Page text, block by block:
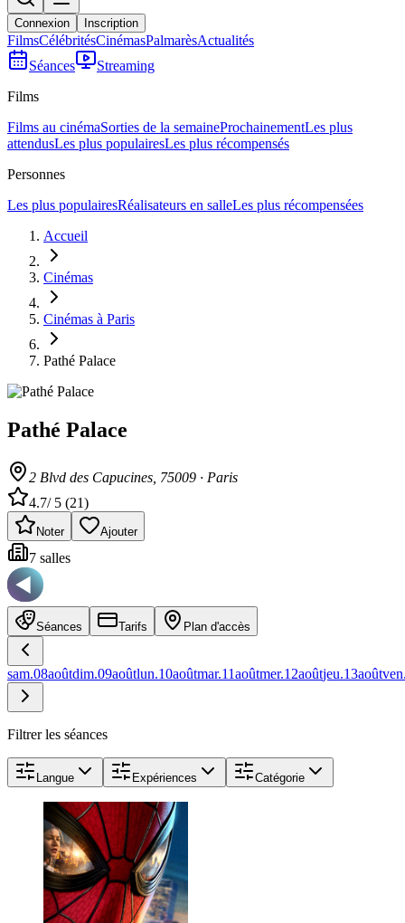
Connexion Inscription
FilmsCélébritésCinémasPalmarèsActualités
Séances
Streaming
Films
Films au cinémaSorties de la semaineProchainementLes plus
attendusLes plus populairesLes plus récompensés
Personnes
Les plus populairesRéalisateurs en salleLes plus récompensées
Accueil
Cinémas
Cinémas à Paris
Pathé Palace
Pathé Palace
2 Blvd des Capucines , 75009 · Paris
4.7/ 5 (21)
Noter Ajouter
7 salles
Séances Tarifs Plan d'accès
sam.08aoûtdim.09aoûtlun.10aoûtmar.11aoûtmer.12aoûtjeu.13août
Filtrer les séances
Langue Expériences Catégorie